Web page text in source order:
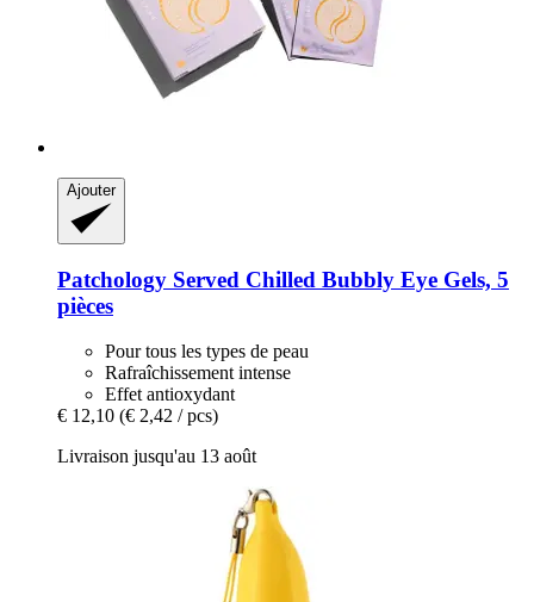
Ajouter
Patchology Served Chilled Bubbly Eye Gels, 5
pièces
Pour tous les types de peau
Rafraîchissement intense
Effet antioxydant
€ 12,10 (€ 2,42 / pcs)
Livraison jusqu'au 13 août